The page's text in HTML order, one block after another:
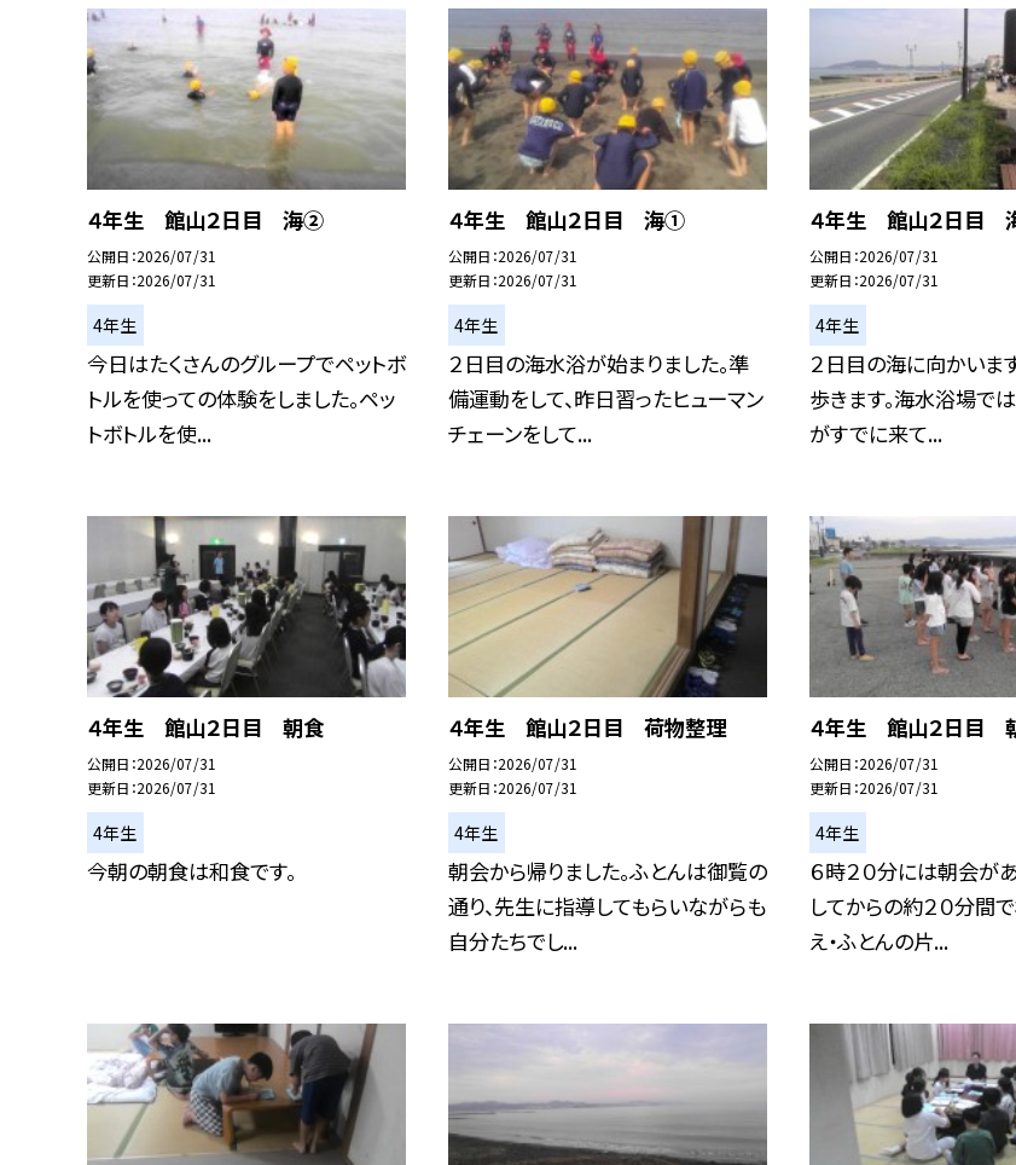
４年生 館山２日目 海②
公開日 2026/07/31
更新日 2026/07/31
4年生
今日はたくさんのグループでペットボ
トルを使っての体験をしました。ペッ
トボトルを使...
４年生 館山２日目 海①
公開日 2026/07/31
更新日 2026/07/31
4年生
２日目の海水浴が始まりました。準
備運動をして、昨日習ったヒューマン
チェーンをして...
４年生 館山２日目
公開日 2026/07/31
更新日 2026/07/31
4年生
２日目の海に向かいま
歩きます。海水浴場で
がすでに来て...
４年生 館山２日目 朝食
公開日 2026/07/31
更新日 2026/07/31
4年生
今朝の朝食は和食です。
４年生 館山２日目 荷物整理
公開日 2026/07/31
更新日 2026/07/31
4年生
朝会から帰りました。ふとんは御覧の
通り、先生に指導してもらいながらも
自分たちでし...
４年生 館山２日目
公開日 2026/07/31
更新日 2026/07/31
4年生
６時２０分には朝会が
してからの約２０分間
え・ふとんの片...